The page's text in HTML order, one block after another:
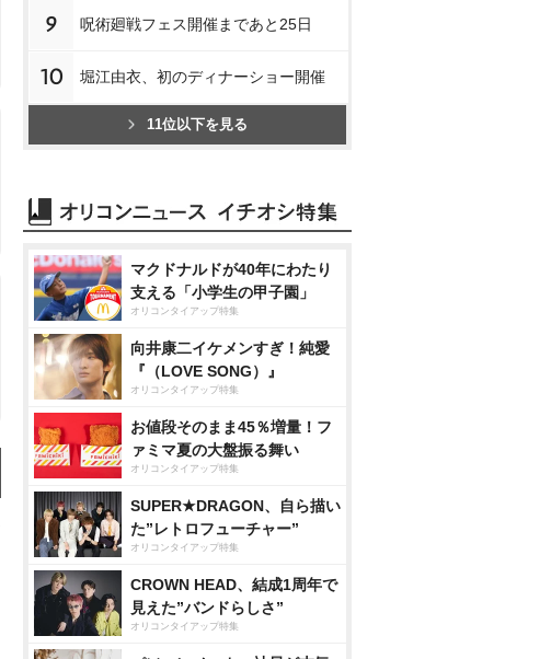
9 呪術廻戦フェス開催まであと25日
10 堀江由衣、初のディナーショー開催
11位以下を見る
マクドナルドが40年にわたり
支える「小学生の甲子園」
オリコンタイアップ特集
向井康二イケメンすぎ！純愛
『（LOVE SONG）』
オリコンタイアップ特集
お値段そのまま45％増量！フ
ァミマ夏の大盤振る舞い
オリコンタイアップ特集
SUPER★DRAGON、自ら描い
た”レトロフューチャー”
オリコンタイアップ特集
CROWN HEAD、結成1周年で
見えた”バンドらしさ”
オリコンタイアップ特集